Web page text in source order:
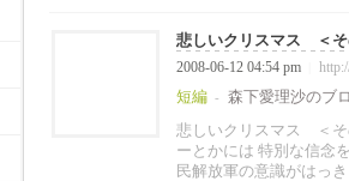
悲しいクリスマス ＜そ
2008-06-12 04:54 pm
短編 -
森下愛理沙のブ
悲しいクリスマス ＜そ
ーとかには 特別な信念
民解放軍の意識がはっ